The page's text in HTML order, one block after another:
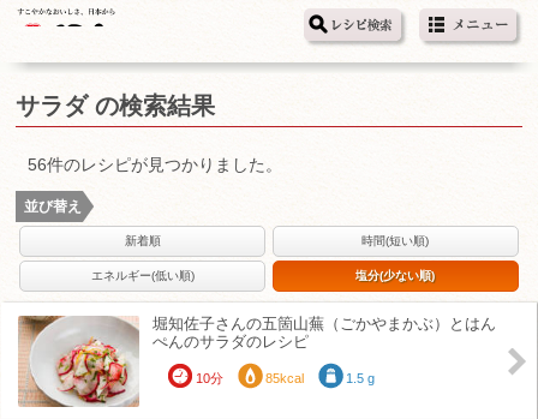
サラダ の検索結果
56件のレシピが見つかりました。
並び替え
新着順 時間(短い順)
エネルギー(低い順) 塩分(少ない順)
堀知佐子さんの五箇山蕪（ごかやまかぶ）とはん
ぺんのサラダのレシピ
10分 85kcal 1.5 g